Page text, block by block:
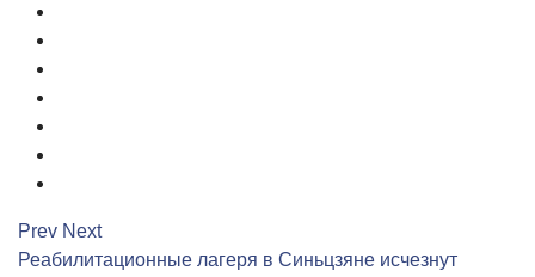
Prev Next
Реабилитационные лагеря в Синьцзяне исчезнут